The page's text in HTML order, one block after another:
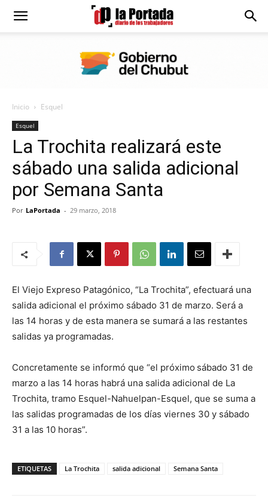
Diario
Portada
Inicio Esquel
Esquel
La Trochita realizará este
sábado una salida adicional
por Semana Santa
Por LaPortada - 29 marzo, 2018
El Viejo Expreso Patagónico, “La Trochita”, efectuará una
salida adicional el próximo sábado 31 de marzo. Será a
las 14 horas y de esta manera se sumará a las restantes
salidas ya programadas.
Concretamente se informó que “el próximo sábado 31 de
marzo a las 14 horas habrá una salida adicional de La
Trochita, tramo Esquel-Nahuelpan-Esquel, que se suma a
las salidas programadas de los días viernes 30 y sábado
31 a las 10 horas”.
ETIQUETAS La Trochita salida adicional Semana Santa